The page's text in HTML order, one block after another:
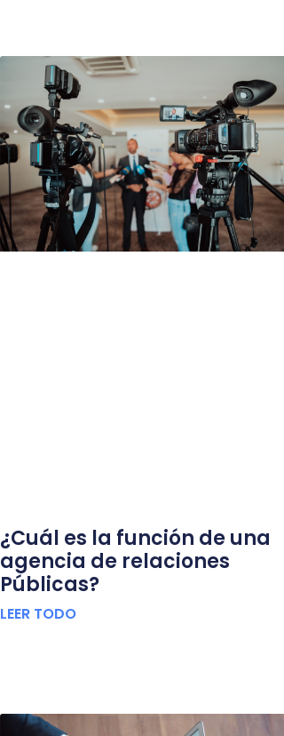
¿Cuál es la función de una
agencia de relaciones
Públicas?
LEER TODO